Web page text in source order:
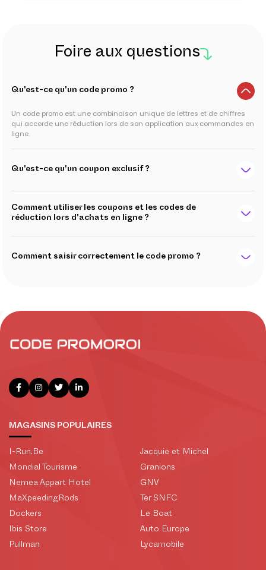
Foire aux questions
Qu'est-ce qu'un code promo ?
Un code promo est une combinaison unique de lettres et de chiffres
qui accorde une réduction lors de son application aux commandes en
ligne.
Qu'est-ce qu'un coupon exclusif ?
Comment utiliser les coupons et les codes de
réduction lors d'achats en ligne ?
Comment saisir correctement le code promo ?
MAGASINS POPULAIRES
I-Run.Be
Mondial Tourisme
Nemea Appart Hotel
MaXpeedingRods
Dockers
Ibis Store
Pullman
Jacquie et Michel
Granions
GNV
Ter SNFC
Le Boat
Auto Europe
Lycamobile